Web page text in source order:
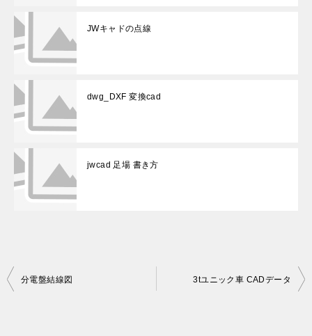
JWキャドの点線
dwg_DXF 変換cad
jwcad 足場 書き方
投
分電盤結線図 3tユニック車 CADデータ